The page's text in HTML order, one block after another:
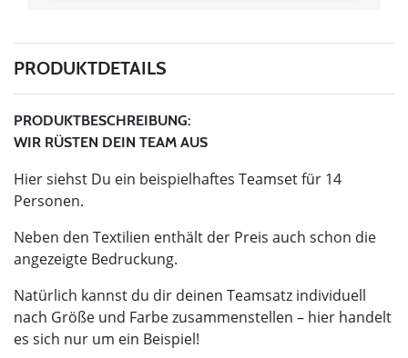
PRODUKTDETAILS
PRODUKTBESCHREIBUNG:
WIR RÜSTEN DEIN TEAM AUS
Hier siehst Du ein beispielhaftes Teamset für 14
Personen.
Neben den Textilien enthält der Preis auch schon die
angezeigte Bedruckung.
Natürlich kannst du dir deinen Teamsatz individuell
nach Größe und Farbe zusammenstellen – hier handelt
es sich nur um ein Beispiel!